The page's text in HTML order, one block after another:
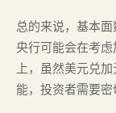
总的来说，基本面
央行可能会在考
上，虽然美元兑
能，投资者需要密